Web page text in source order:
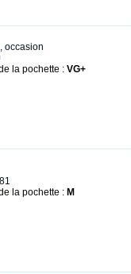
occasion
la pochette : VG+
la pochette : M